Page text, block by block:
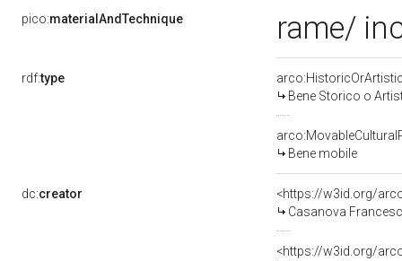
pico:materialAndTechnique rame/
rdf:type
Bene Storico o
Bene mobile
dc:creator
<https://w3id.org/
Casanova
<https://w3id.org/